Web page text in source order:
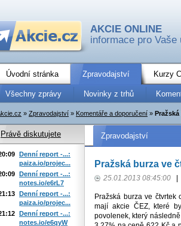
AKCIE ONLINE
informace pro
Úvodní stránka Zpravodajství Kurzy
Všechny zprávy Novinky z trhů
» Zpravodajství » Komentáře a doporučení »
Zpravodajství
Pražská burza ve
25.01.2013 08:45:00
Pražská burza ve
mají akcie ČEZ, které
povolenek, který
Právě diskutujete
Denní report -...:
paiza.io/projec...
Denní report -...:
notes.io/e6rL7
Denní report -...:
paiza.io/projec...
Denní report -...:
notes.io/e6qyW